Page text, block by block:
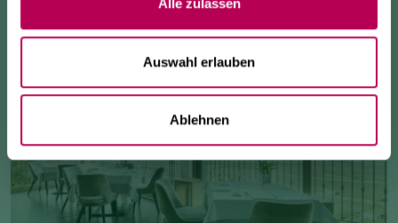
Alle zulassen
Auswahl erlauben
Ablehnen